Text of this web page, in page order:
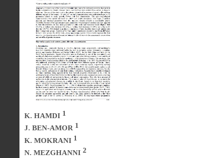
K. HAMDI 1
J. BEN-AMOR 1
K. MOKRANI 1
N. MEZGHANNI 2